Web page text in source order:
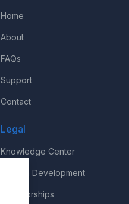
Home
About
FAQs
Support
Contact
Legal
Knowledge Center
Custom Development
Sponsorships